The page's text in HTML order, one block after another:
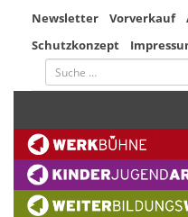
Newsletter Vorverkauf
Schutzkonzept